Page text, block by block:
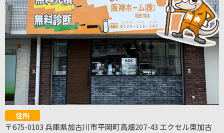
住所
〒675-0103 兵庫県加古川市平岡町高畑207-43 エクセル東加古